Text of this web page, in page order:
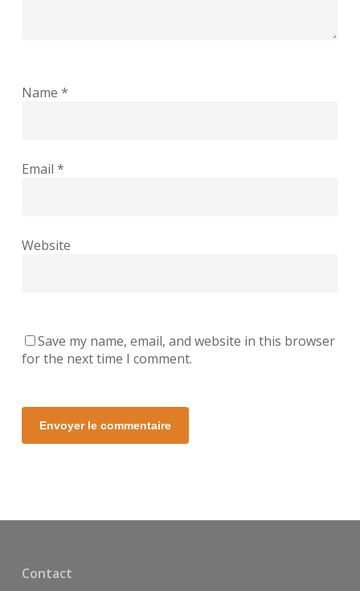
Name *
Email *
Website
Save my name, email, and website in this browser
for the next time I comment.
Contact